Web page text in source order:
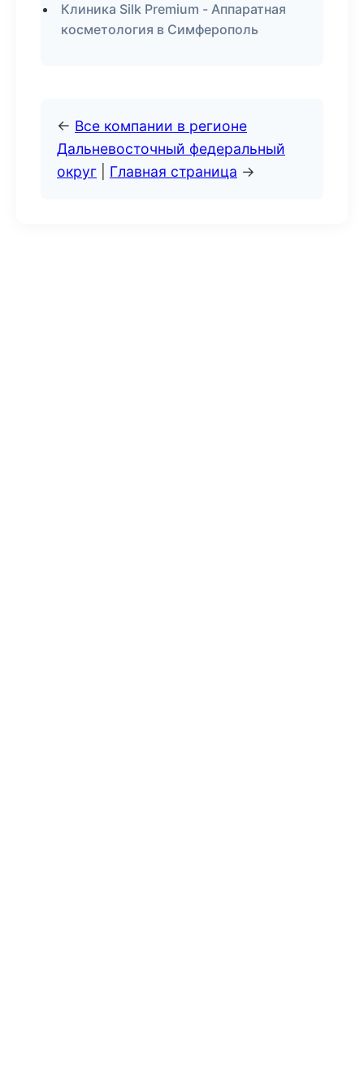
Клиника Silk Premium - Аппаратная
косметология в Симферополь
← Все компании в регионе
Дальневосточный федеральный
округ
Главная страница →